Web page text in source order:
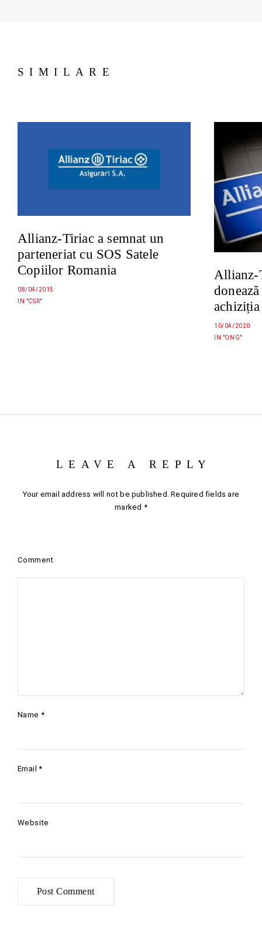
SIMILARE
Allianz-Tiriac a semnat un
parteneriat cu SOS Satele
Copiilor Romania
08/04/2015
IN "CSR"
Allianz-
10/04/2020
IN "ONG"
LEAVE A REPLY
Your email address will not be published. Required fields are
marked *
Comment
Name *
Email*
Website